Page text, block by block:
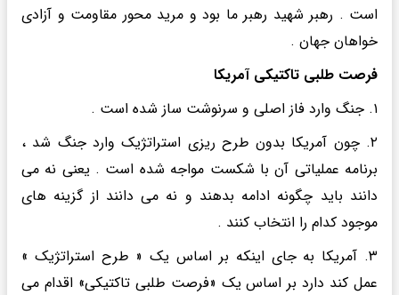
است . رهبر شهید رهبر ما بود و مرید محور مقاومت و آزادی
خواهان جهان .
فرصت طلبی تاکتیکی آمریکا
۱. جنگ‌ وارد فاز اصلی و سرنوشت ساز شده است .
۲. چون آمریکا بدون طرح ریزی استراتژیک وارد جنگ شد ،
برنامه عملیاتی آن با شکست مواجه شده است . یعنی نه می
دانند باید چگونه ادامه بدهند و نه می دانند از گزینه های
موجود کدام را انتخاب کنند .
۳. آمریکا به جای اینکه بر اساس یک « طرح‌ استراتژیک »
عمل کند دارد بر اساس یک «فرصت طلبی تاکتیکی» اقدام می